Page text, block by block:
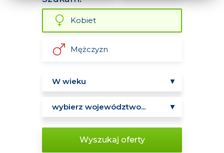
Kobiet
Mężczyzn
Wyszukaj oferty